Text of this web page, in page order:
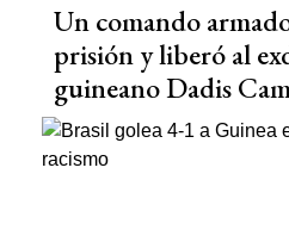
Un comando
prisión y liberó al
guineano Dadis